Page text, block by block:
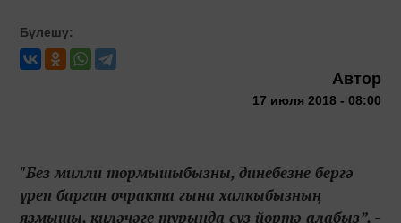
Бүлешү:
Автор
17 июля 2018 - 08:00
"Без милли тормышыбызны, динебезне бергә
үреп барган очракта гына халкыбызның
язмышы, киләчәге турында сүз йөртә алабыз”, -